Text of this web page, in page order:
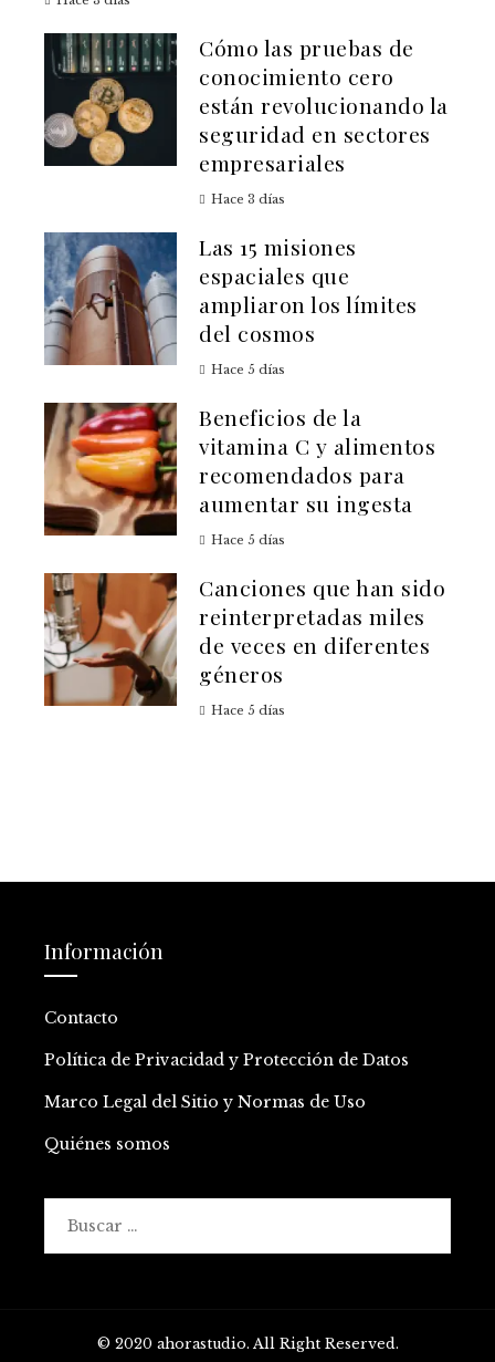
Cómo las pruebas de
conocimiento cero
están revolucionando la
seguridad en sectores
empresariales
Hace 3 días
Las 15 misiones
espaciales que
ampliaron los límites
del cosmos
Hace 5 días
Beneficios de la
vitamina C y alimentos
recomendados para
aumentar su ingesta
Hace 5 días
Canciones que han sido
reinterpretadas miles
de veces en diferentes
géneros
Hace 5 días
Información
Contacto
Política de Privacidad y Protección de Datos
Marco Legal del Sitio y Normas de Uso
Quiénes somos
© 2020 ahorastudio. All Right Reserved.